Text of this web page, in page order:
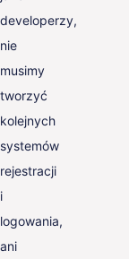
developerzy,
nie
musimy
tworzyć
kolejnych
systemów
rejestracji
i
logowania,
ani